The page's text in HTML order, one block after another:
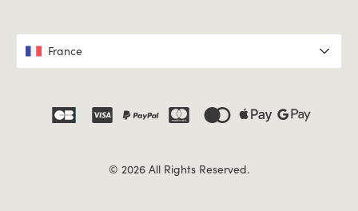
© 2026 All Rights Reserved.
France